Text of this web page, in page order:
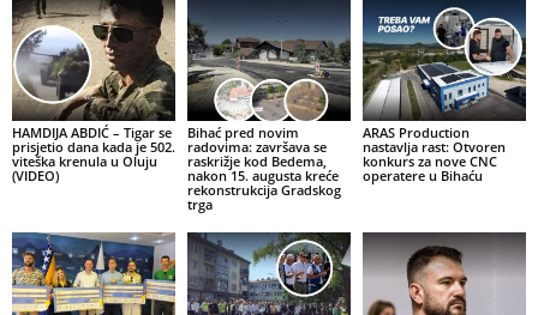
HAMDIJA ABDIĆ – Tigar se
prisjetio dana kada je 502.
viteška krenula u Oluju
(VIDEO)
Bihać pred novim
radovima: završava se
raskrižje kod Bedema,
nakon 15. augusta kreće
rekonstrukcija Gradskog
trga
ARAS Production
nastavlja rast: Otvoren
konkurs za nove CNC
operatere u Bihaću